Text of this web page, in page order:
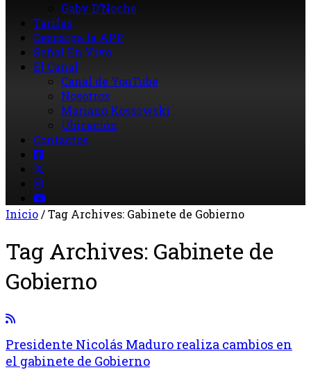
Gaby D’Noche
Tarifas
Descarga la APP
Señal En Vivo
El Canal
Canal de YouTube
Nosotros
Mariano Kossowski
Ubicación
Contactos
Inicio/Tag Archives: Gabinete de Gobierno
Tag Archives: Gabinete de
Gobierno
Presidente Nicolás Maduro realiza cambios en
el gabinete de Gobierno